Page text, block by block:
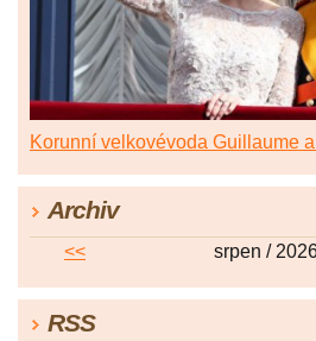
Korunní velkovévoda Guillaume
Archiv
<< srpen /
RSS